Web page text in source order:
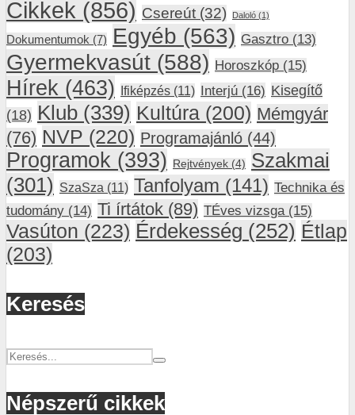
Cikkek (856) Csereút (32) Daloló (1)
Dokumentumok (7) Egyéb (563) Gasztro (13)
Gyermekvasút (588) Horoszkóp (15)
Hírek (463) Ifiképzés (11) Interjú (16) Kisegítő
(18) Klub (339) Kultúra (200) Mémgyár
(76) NVP (220) Programajánló (44)
Programok (393) Rejtvények (4) Szakmai
(301) SzaSza (11) Tanfolyam (141) Technika és
tudomány (14) Ti írtátok (89) TÉves vizsga (15)
Vasúton (223) Érdekesség (252) Étlap
(203)
Keresés
Népszerű cikkek